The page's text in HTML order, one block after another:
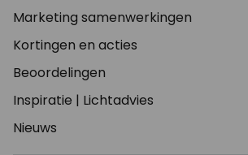
Marketing samenwerkingen
Kortingen en acties
Beoordelingen
Inspiratie | Lichtadvies
Nieuws